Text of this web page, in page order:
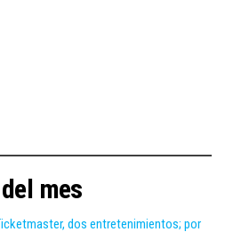
mes
dos entretenimientos; por